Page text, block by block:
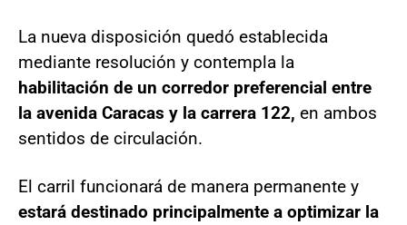
La nueva disposición quedó establecida
mediante resolución y contempla la
habilitación de un corredor preferencial entre
la avenida Caracas y la carrera 122, en ambos
sentidos de circulación.
El carril funcionará de manera permanente y
estará destinado principalmente a optimizar la